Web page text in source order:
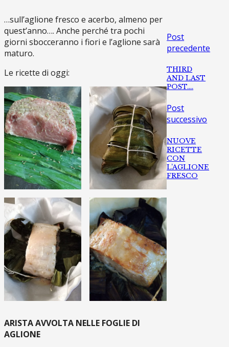
…sull’aglione fresco e acerbo, almeno per
quest’anno…. Anche perché tra pochi
giorni sbocceranno i fiori e l’aglione sarà
maturo.
Le ricette di oggi:
ARISTA AVVOLTA NELLE FOGLIE DI
AGLIONE
Post
precedente
THIRD
AND LAST
POST….
Post
successivo
NUOVE
RICETTE
CON
L’AGLIONE
FRESCO